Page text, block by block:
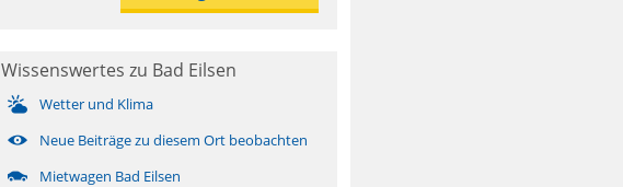
Wissenswertes zu Bad Eilsen
Wetter und Klima
Neue Beiträge zu diesem Ort beobachten
Mietwagen Bad Eilsen